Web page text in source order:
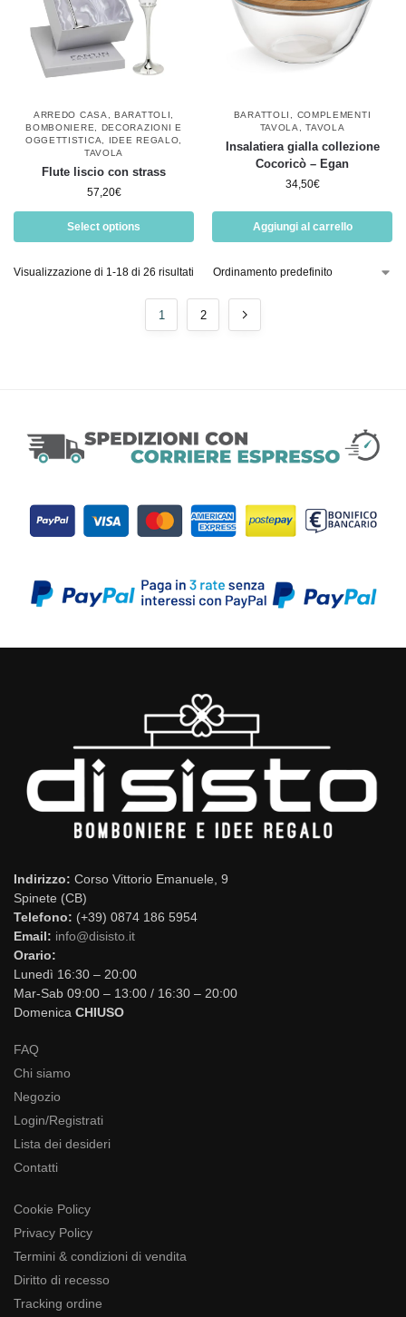
ARREDO CASA ,BARATTOLI
BOMBONIERE
DECORAZIONI E
OGGETTISTICA
IDEE REGALO
TAVOLA
Flute liscio con strass
57,20€
Select options
BARATTOLI
COMPLEMENTI
TAVOLA
,TAVOLA
Insalatiera gialla collezione
Cocoricò – Egan
34,50€
Aggiungi al carrello
Visualizzazione di 1-18 di 26 risultati
1 2
Indirizzo: Corso Vittorio Emanuele, 9
Spinete (CB)
Telefono: (+39) 0874 186 5954
Email: info@disisto.it
Orario:
Lunedì 16:30 – 20:00
Mar-Sab 09:00 – 13:00 / 16:30 – 20:00
Domenica CHIUSO
FAQ
Chi siamo
Negozio
Login/Registrati
Lista dei desideri
Contatti
Cookie Policy
Privacy Policy
Termini & condizioni di vendita
Diritto di recesso
Tracking ordine